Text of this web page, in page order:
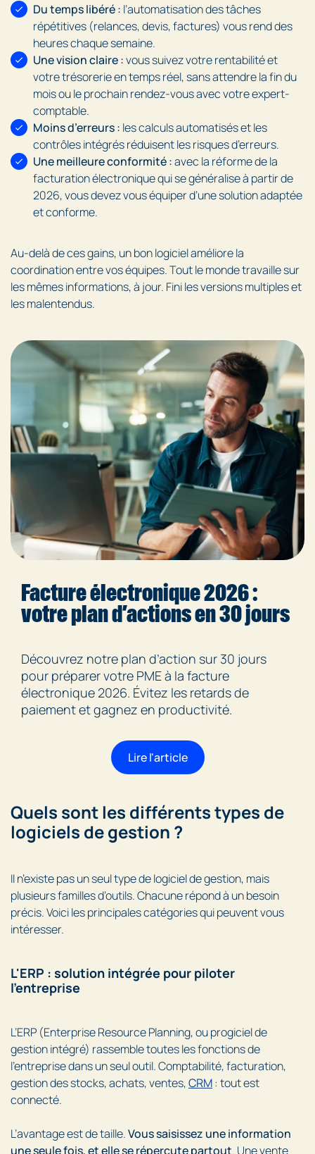
Du temps libéré : l’automatisation des tâches
répétitives (relances, devis, factures) vous rend des
heures chaque semaine.
Une vision claire :vous suivez votre rentabilité et
votre trésorerie en temps réel, sans attendre la fin du
mois ou le prochain rendez-vous avec votre expert-
comptable.
Moins d’erreurs : les calculs automatisés et les
contrôles intégrés réduisent les risques d’erreurs.
Une meilleure conformité :avec la réforme de la
facturation électronique qui se généralise à partir de
2026, vous devez vous équiper d’une solution adaptée
et conforme.
Au-delà de ces gains, un bon logiciel améliore la
coordination entre vos équipes. Tout le monde travaille sur
les mêmes informations, à jour. Fini les versions multiples et
les malentendus.
Facture électronique 2026 :
votre plan d’actions en 30 jours
Découvrez notre plan d’action sur 30 jours
pour préparer votre PME à la facture
électronique 2026. Évitez les retards de
paiement et gagnez en productivité.
Lire l'article
Quels sont les différents types de
logiciels de gestion ?
Il n’existe pas un seul type de logiciel de gestion, mais
plusieurs familles d’outils. Chacune répond à un besoin
précis. Voici les principales catégories qui peuvent vous
intéresser.
L'ERP : solution intégrée pour piloter
l'entreprise
L’ERP (Enterprise Resource Planning, ou progiciel de
gestion intégré) rassemble toutes les fonctions de
l’entreprise dans un seul outil. Comptabilité, facturation,
gestion des stocks, achats, ventes,CRM: tout est
connecté.
L’avantage est de taille.Vous saisissez une information
une seule fois, et elle se répercute partout. Une vente